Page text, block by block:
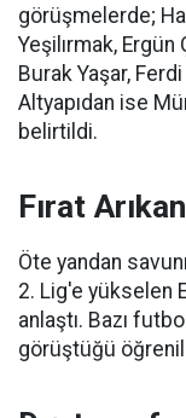
görüşmelerde;
Yeşilırmak, Ergün
Burak Yaşar,
Altyapıdan ise
belirtildi.
Fırat
Öte yandan
2. Lig'e yükselen
anlaştı. Bazı
görüştüğü